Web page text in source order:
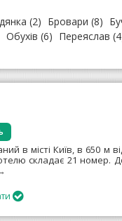
(2) Бровари (8)
Обухів (6) Переяслав
в місті Київ, в 650 м
складає 21 номер.
